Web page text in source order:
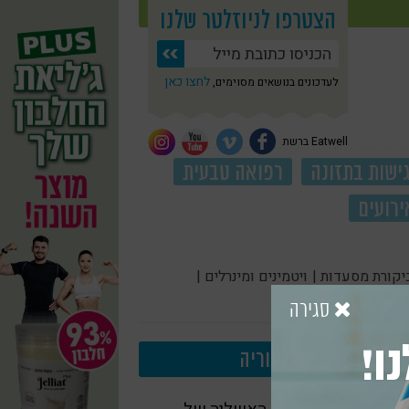
הצטרפו לניוזלטר שלנו
לעדכונים בנושאים מסוימים, לחצו כאן
Eatwell ברשת
גישות בתזונה
רפואה טבעית
מסעדות | ויטמינים ומינרלים |
עוד בקטגוריה
סגירה